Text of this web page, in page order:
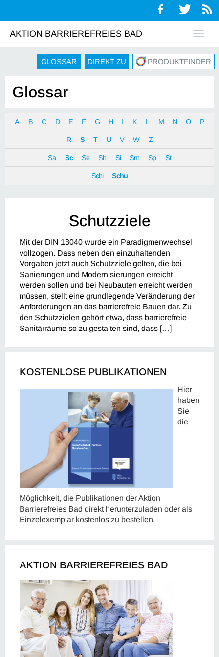
AKTION BARRIEREFREIES BAD
GLOSSAR DIREKT ZU PRODUKTFINDER
Glossar
A B C D E F G H I K L M N O P
R S T U V W Z
Sa Sc Se Sh Si Sm Sp St
Schi Schu
Schutzziele
Mit der DIN 18040 wurde ein Paradigmenwechsel
vollzogen. Dass neben den einzuhaltenden
Vorgaben jetzt auch Schutzziele gelten, die bei
Sanierungen und Modernisierungen erreicht
werden sollen und bei Neubauten erreicht werden
müssen, stellt eine grundlegende Veränderung der
Anforderungen an das barrierefreie Bauen dar. Zu
den Schutzzielen gehört etwa, dass barrierefreie
Sanitärräume so zu gestalten sind, dass […]
KOSTENLOSE PUBLIKATIONEN
Hier
haben
Sie
die
Möglichkeit, die Publikationen der Aktion
Barrierefreies Bad direkt herunterzuladen oder als
Einzelexemplar kostenlos zu bestellen.
AKTION BARRIEREFREIES BAD